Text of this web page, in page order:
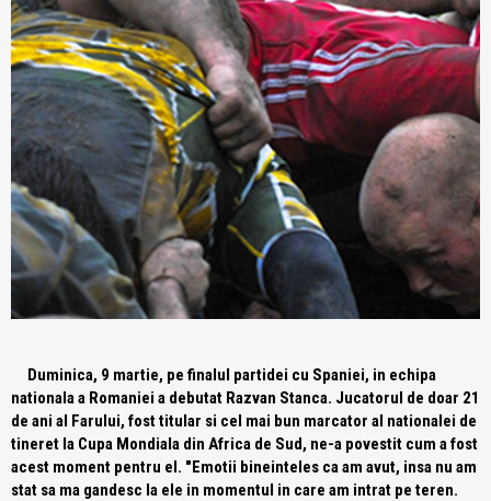
Duminica, 9 martie, pe finalul partidei cu Spaniei, in echipa
nationala a Romaniei a debutat Razvan Stanca. Jucatorul de doar 21
de ani al Farului, fost titular si cel mai bun marcator al nationalei de
tineret la Cupa Mondiala din Africa de Sud, ne-a povestit cum a fost
acest moment pentru el. "Emotii bineinteles ca am avut, insa nu am
stat sa ma gandesc la ele in momentul in care am intrat pe teren.